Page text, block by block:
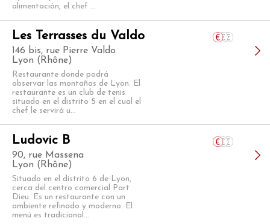
alimentación, el chef ...
Les Terrasses du Valdo
146 bis, rue Pierre Valdo
Lyon (Rhône)
Restaurante donde podrá
observar las montañas de Lyon. El
restaurante es un club de tenis
situado en el distrito 5 en el cual el
chef le servirá u...
Ludovic B
90, rue Massena
Lyon (Rhône)
Situado en el distrito 6 de Lyon,
cerca del centro comercial Part
Dieu. Es un restaurante con un
ambiente refinado y moderno. El
menú es tradicional...